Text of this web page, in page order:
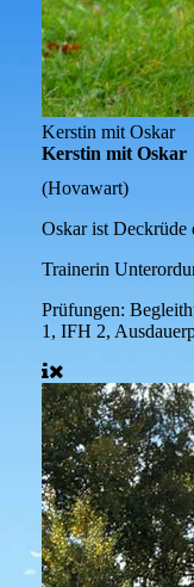
Kerstin mit Oskar
Kerstin mit Oskar
(Hovawart)
Oskar ist Deckrüde
Trainerin
Prüfungen:
1, IFH 2,